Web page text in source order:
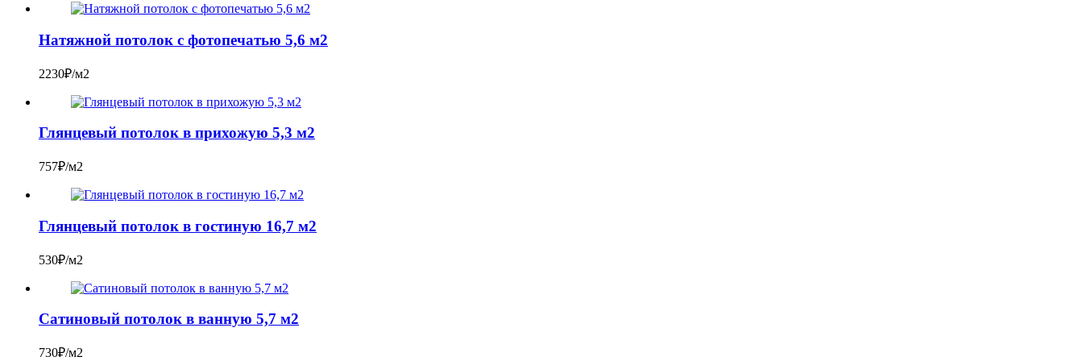
Натяжной потолок с фотопечатью 5,6 м2
2230₽/м2
Глянцевый потолок в прихожую 5,3 м2
757₽/м2
Глянцевый потолок в гостиную 16,7 м2
530₽/м2
Сатиновый потолок в ванную 5,7 м2
730₽/м2